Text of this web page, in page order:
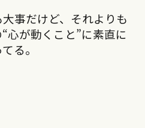
事だけど、それよりも
心が動くこと”に素直に
る。